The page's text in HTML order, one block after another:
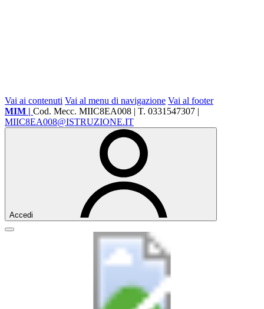
Vai ai contenuti Vai al menu di navigazione Vai al footer
MIM | Cod. Mecc. MIIC8EA008 | T. 0331547307 |
MIIC8EA008@ISTRUZIONE.IT
Accedi